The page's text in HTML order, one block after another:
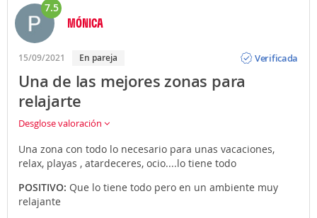
7.5
MÓNICA
15/09/2021 En pareja
Verificada
Una de las mejores zonas para
relajarte
Desglose valoración
Una zona con todo lo necesario para unas vacaciones,
relax, playas , atardeceres, ocio....lo tiene todo
POSITIVO: Que lo tiene todo pero en un ambiente muy
relajante